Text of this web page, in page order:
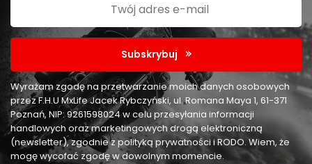
Subskrybuj
Wyrażam zgodę na przetwarzanie moich danych osobowych
przez F.H.U MxLife Jacek Rybczyński, ul. Romana Maya 1, 61-371
Poznań, NIP: 9261598024 w celu przesyłania informacji
handlowych oraz marketingowych drogą elektroniczną
(newsletter), zgodnie z polityką prywatności i RODO. Wiem, że
mogę wycofać zgodę w dowolnym momencie.